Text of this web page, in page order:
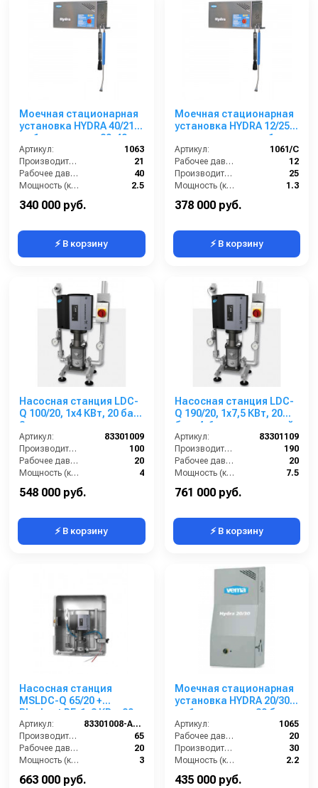
Моечная стационарная
установка HYDRA 40/21
на 1 оператора, 20-40
бар, 21 л/мин, 380 В
Артикул:
1063
Производительность (л/мин):
21
Рабочее давление (бар):
40
Мощность (кВт):
2.5
340 000 руб.
⚡ В корзину
Моечная стационарная
установка HYDRA 12/25 с
компрессором, на 1
оператора, 12 бар, 25 л/
мин.
Артикул:
1061/C
Рабочее давление (бар):
12
Производительность (л/мин):
25
Мощность (кВт):
1.3
378 000 руб.
⚡ В корзину
Насосная станция LDC-
Q 100/20, 1x4 КВт, 20 бар,
3 пользователя
Артикул:
83301009
Производительность (л/мин):
100
Рабочее давление (бар):
20
Мощность (кВт):
4
548 000 руб.
⚡ В корзину
Насосная станция LDC-
Q 190/20, 1x7,5 КВт, 20
бар, 4-6 пользователей
Артикул:
83301109
Производительность (л/мин):
190
Рабочее давление (бар):
20
Мощность (кВт):
7.5
761 000 руб.
⚡ В корзину
Насосная станция
MSLDC-Q 65/20 +
Blocksat RF, 1x3 КВт, 20
бар, 2 пользователя
Артикул:
83301008-A-RF
Производительность (л/мин):
65
Рабочее давление (бар):
20
Мощность (кВт):
3
663 000 руб.
Моечная стационарная
установка HYDRA 20/30
на 1 оператора, 20 бар,
30 л/мин.
Артикул:
1065
Рабочее давление (бар):
20
Производительность (л/мин):
30
Мощность (кВт):
2.2
435 000 руб.